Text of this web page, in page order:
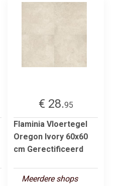
€ 28.95
Flaminia Vloertegel
Oregon Ivory 60x60
cm Gerectificeerd
Meerdere shops